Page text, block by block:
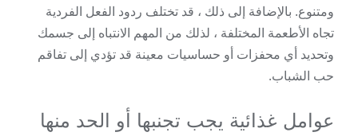
ومتنوع. بالإضافة إلى ذلك ، قد تختلف ردود الفعل الفردية
تجاه الأطعمة المختلفة ، لذلك من المهم الانتباه إلى جسمك
وتحديد أي محفزات أو حساسيات معينة قد تؤدي إلى تفاقم
حب الشباب.
عوامل غذائية يجب تجنبها أو الحد منها